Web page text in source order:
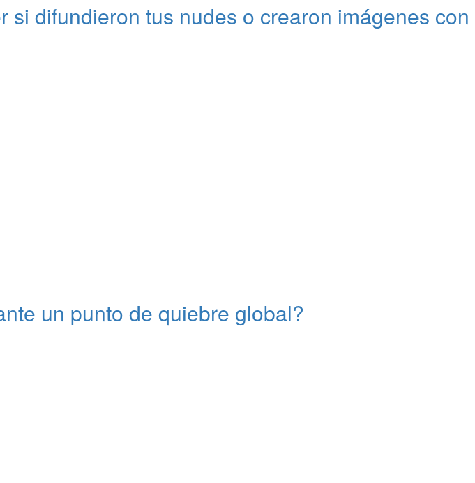
difundieron tus nudes o crearon imágenes con
un punto de quiebre global?